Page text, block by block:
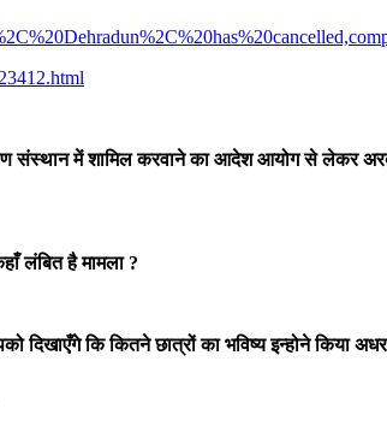
संस्थान में शामिल करवाने का आदेश आयोग से लेकर
लंबित है मामला ?
कि कितने छात्रों का भविष्य इन्होने किया